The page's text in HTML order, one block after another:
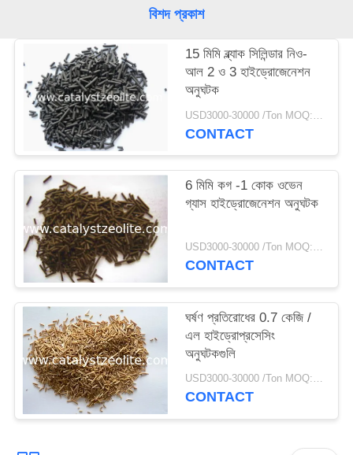
PRIVACY
POLICY
বিশদ প্রকাশ
15 মিমি ব্ল্যাক সিলিন্ডার নিও-
আল 2 ও 3 হাইড্রোজেনেশন
অনুঘটক
USD3000-30000 /Ton MOQ:1 কিলোগ্রাম
CONTACT
6 মিমি কগ -1 কোক ওভেন
গ্যাস হাইড্রোজেনেশন অনুঘটক
USD3000-30000 /Ton MOQ:1 কিলোগ্রাম
CONTACT
ঘর্ষণ প্রতিরোধের 0.7 কেজি /
এল হাইড্রোপ্রসেসিং
অনুঘটকগুলি
USD3000-30000 /Ton MOQ:1 কিলোগ্রাম
CONTACT